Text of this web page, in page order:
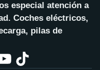
especial atención a
Coches eléctricos,
pilas de